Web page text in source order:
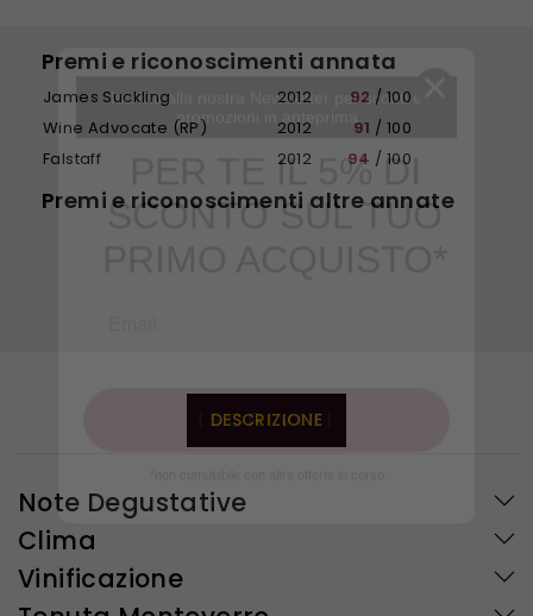
Premi e riconoscimenti annata
James Suckling 2012 92 / 100
Wine Advocate (RP)
2012 91 / 100
Falstaff
2012 94 / 100
Premi e riconoscimenti altre annate
DESCRIZIONE
Note Degustative
Clima
Vinificazione
Iscriviti alla nostra Newsletter per sconti e
PER TE IL 5% DI
SCONTO SUL TUO